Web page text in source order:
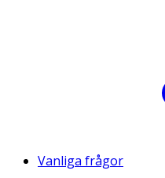
Vanliga frågor